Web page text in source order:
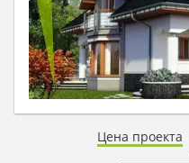
Цена проекта